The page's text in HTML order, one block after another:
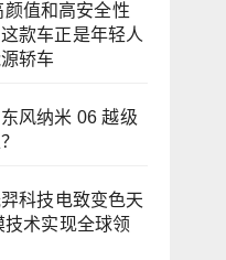
值和高安全性
款车正是年轻人
轿车
风纳米 06 越级
科技电致变色天
术实现全球领